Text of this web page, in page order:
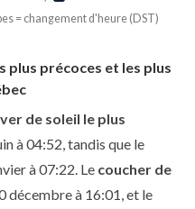
= changement d'heure (DST)
plus précoces et les plus
de soleil le plus
à 04:52, tandis que le
à 07:22. Le coucher de
décembre à 16:01, et le